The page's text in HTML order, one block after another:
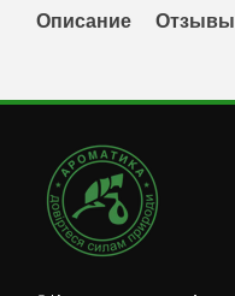
Описание Отзывы